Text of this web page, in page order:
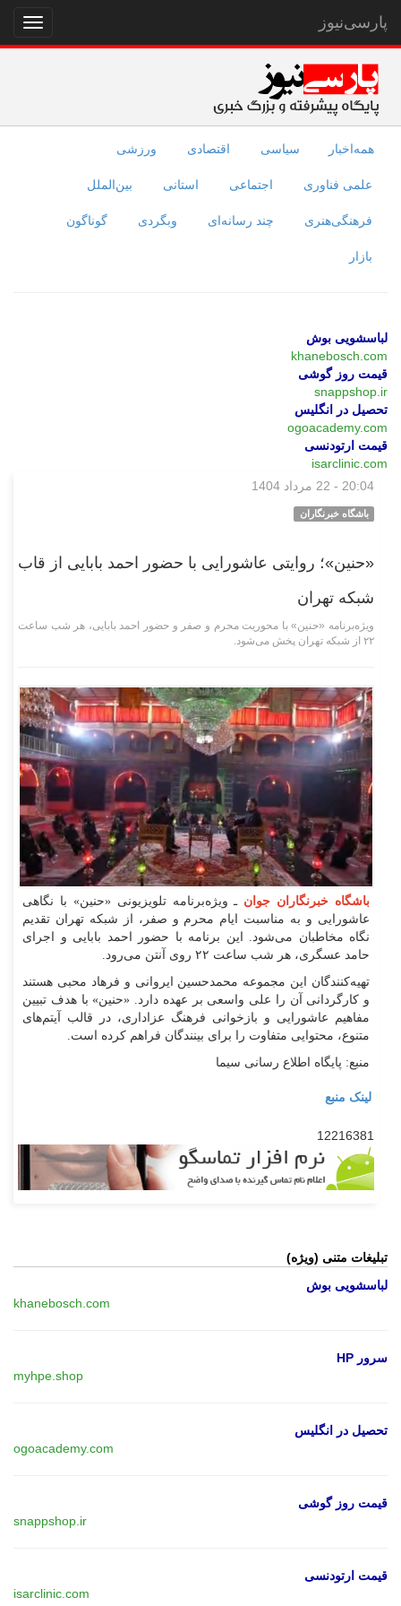
نمایش
منو
پارسی‌نیوز
همه‌اخبار سیاسی اقتصادی ورزشی
علمی فناوری اجتماعی استانی بین‌الملل
فرهنگی‌هنری چند رسانه‌ای وبگردی گوناگون
بازار
لباسشویی بوش
khanebosch.com
قیمت روز گوشی
snappshop.ir
تحصیل در انگلیس
ogoacademy.com
قیمت ارتودنسی
isarclinic.com
20:04 - 22 مرداد 1404
باشگاه خبرنگاران
«حنین»؛ روایتی عاشورایی با حضور احمد بابایی از قاب
شبکه تهران
ویژه‌برنامه «حنین» با محوریت محرم و صفر و حضور احمد بابایی، هر شب ساعت
۲۲ از شبکه تهران پخش می‌شود.
باشگاه خبرنگاران جوان ـ ویژه‌برنامه تلویزیونی «حنین» با نگاهی
عاشورایی و به مناسبت ایام محرم و صفر، از شبکه تهران تقدیم
نگاه مخاطبان می‌شود. این برنامه با حضور احمد بابایی و اجرای
حامد عسگری، هر شب ساعت ۲۲ روی آنتن می‌رود.
تهیه‌کنندگان این مجموعه محمدحسین ایروانی و فرهاد محبی هستند
و کارگردانی آن را علی واسعی بر عهده دارد. «حنین» با هدف تبیین
مفاهیم عاشورایی و بازخوانی فرهنگ عزاداری، در قالب آیتم‌های
متنوع، محتوایی متفاوت را برای بینندگان فراهم کرده است.
منبع: پایگاه اطلاع رسانی سیما
لینک منبع
12216381
تبلیغات متنی (ویژه)
لباسشویی بوش
khanebosch.com
سرور HP
myhpe.shop
تحصیل در انگلیس
ogoacademy.com
قیمت روز گوشی
snappshop.ir
قیمت ارتودنسی
isarclinic.com